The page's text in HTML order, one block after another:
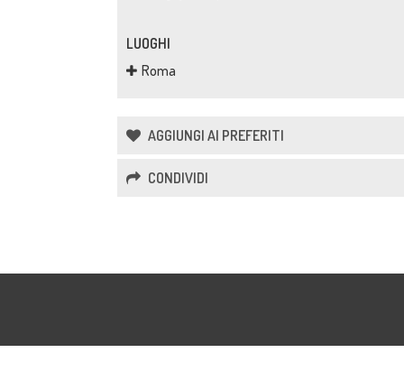
LUOGHI
Roma
AGGIUNGI AI PREFERITI
CONDIVIDI